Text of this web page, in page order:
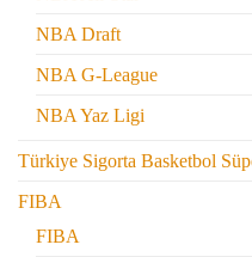
NBA Draft
NBA G-League
NBA Yaz Ligi
Türkiye Sigorta Basketbol
FIBA
FIBA